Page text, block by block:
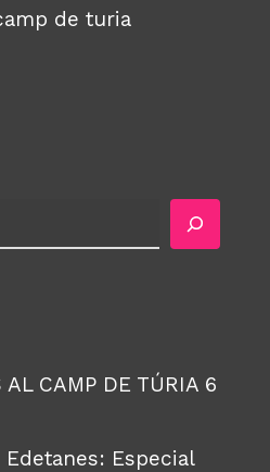
de turia
CAMP DE TÚRIA 6
Especial